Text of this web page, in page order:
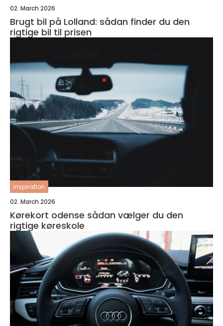
02. March 2026
Brugt bil på Lolland: sådan finder du den
rigtige bil til prisen
inspiration
02. March 2026
Kørekort odense sådan vælger du den
rigtige køreskole